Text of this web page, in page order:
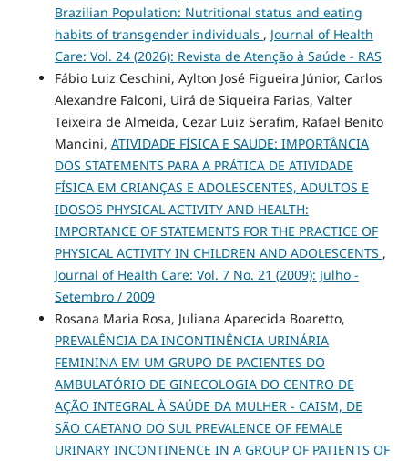
Brazilian Population: Nutritional status and eating
habits of transgender individuals , Journal of Health
Care: Vol. 24 (2026): Revista de Atenção à Saúde - RAS
Fábio Luiz Ceschini, Aylton José Figueira Júnior, Carlos
Alexandre Falconi, Uirá de Siqueira Farias, Valter
Teixeira de Almeida, Cezar Luiz Serafim, Rafael Benito
Mancini, ATIVIDADE FÍSICA E SAUDE: IMPORTÂNCIA
DOS STATEMENTS PARA A PRÁTICA DE ATIVIDADE
FÍSICA EM CRIANÇAS E ADOLESCENTES, ADULTOS E
IDOSOS PHYSICAL ACTIVITY AND HEALTH:
IMPORTANCE OF STATEMENTS FOR THE PRACTICE OF
PHYSICAL ACTIVITY IN CHILDREN AND ADOLESCENTS ,
Journal of Health Care: Vol. 7 No. 21 (2009): Julho -
Setembro / 2009
Rosana Maria Rosa, Juliana Aparecida Boaretto,
PREVALÊNCIA DA INCONTINÊNCIA URINÁRIA
FEMININA EM UM GRUPO DE PACIENTES DO
AMBULATÓRIO DE GINECOLOGIA DO CENTRO DE
AÇÃO INTEGRAL À SAÚDE DA MULHER - CAISM, DE
SÃO CAETANO DO SUL PREVALENCE OF FEMALE
URINARY INCONTINENCE IN A GROUP OF PATIENTS OF